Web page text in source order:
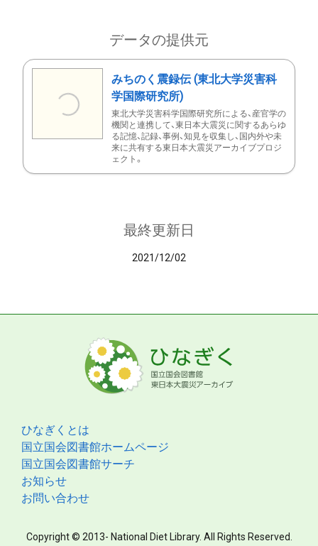
データの提供元
みちのく震録伝 (東北大学災害科
学国際研究所)
東北大学災害科学国際研究所による、産官学の
機関と連携して、東日本大震災に関するあらゆ
る記憶、記録、事例、知見を収集し、国内外や未
来に共有する東日本大震災アーカイブプロジ
ェクト。
最終更新日
2021/12/02
ひなぎくとは
国立国会図書館ホームページ
国立国会図書館サーチ
お知らせ
お問い合わせ
Copyright © 2013- National Diet Library. All Rights Reserved.